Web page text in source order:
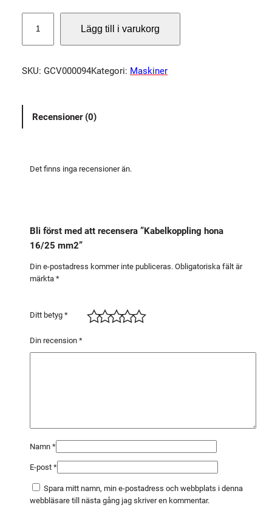
b
l
o
Lägg till i varukorg
SKU: GCV000094Kategori: Maskiner
Recensioner (0)
Det finns inga recensioner än.
Bli först med att recensera ”Kabelkoppling hona
16/25 mm2”
Din e-postadress kommer inte publiceras. Obligatoriska fält är
märkta *
Ditt betyg *
Din recension *
Namn *
E-post *
Spara mitt namn, min e-postadress och webbplats i denna
webbläsare till nästa gång jag skriver en kommentar.